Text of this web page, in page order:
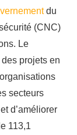
du
(CNC)
Le
projets en
organisations
secteurs
etd’améliorer
113,1